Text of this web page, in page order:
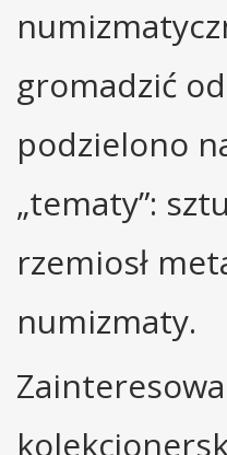
gromadzić
podzielono
„tematy”:
rzemiosł
numizmaty.